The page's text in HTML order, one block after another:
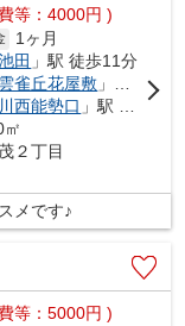
等：4000円 )
1ヶ月
田 」駅 徒歩11分
雲雀丘花屋敷 」駅 徒歩18分
川西能勢口 」駅 徒歩18分
２丁目
メです♪
等：5000円 )